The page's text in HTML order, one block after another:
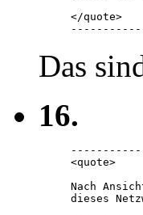
</quote>
Das
16.
<quote>
Nach
dieses